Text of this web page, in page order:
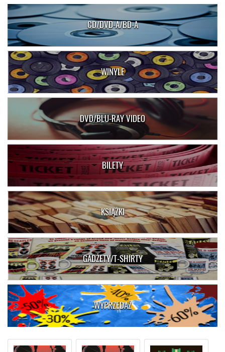
CD/DVD-A/BD-A
WINYLE
DVD/BLU-RAY VIDEO
BILETY
KSIĄŻKI
GADŻETY/T-SHIRTY
WYPRZEDAŻ